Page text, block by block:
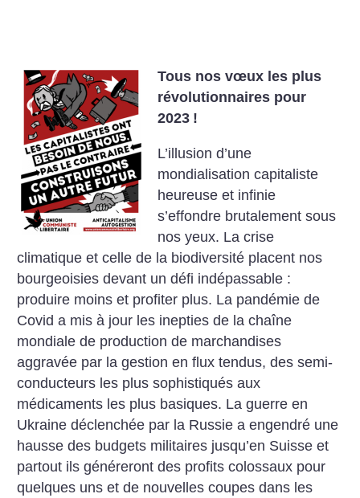
Tous nos vœux les plus
révolutionnaires pour
2023 !
L’illusion d’une
mondialisation capitaliste
heureuse et infinie
s’effondre brutalement sous
nos yeux. La crise
climatique et celle de la biodiversité placent nos
bourgeoisies devant un défi indépassable :
produire moins et profiter plus. La pandémie de
Covid a mis à jour les inepties de la chaîne
mondiale de production de marchandises
aggravée par la gestion en flux tendus, des semi-
conducteurs les plus sophistiqués aux
médicaments les plus basiques. La guerre en
Ukraine déclenchée par la Russie a engendré une
hausse des budgets militaires jusqu’en Suisse et
partout ils généreront des profits colossaux pour
quelques uns et de nouvelles coupes dans les